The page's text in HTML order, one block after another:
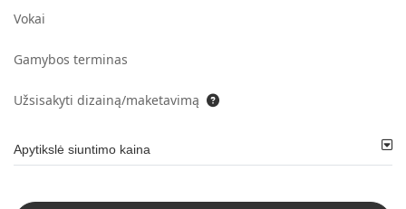
Vokai
Gamybos terminas
Užsisakyti dizainą/maketavimą
Apytikslė siuntimo kaina